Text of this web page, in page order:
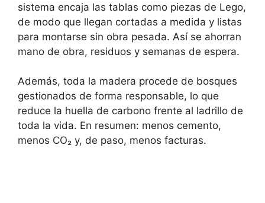
sistema encaja las tablas como piezas de Lego,
de modo que llegan cortadas a medida y listas
para montarse sin obra pesada. Así se ahorran
mano de obra, residuos y semanas de espera.
Además, toda la madera procede de bosques
gestionados de forma responsable, lo que
reduce la huella de carbono frente al ladrillo de
toda la vida. En resumen: menos cemento,
menos CO₂ y, de paso, menos facturas.